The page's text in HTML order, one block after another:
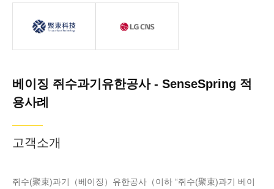
쥐수과기유한공
라고 함）는 높은
스루풋의 주사전
자현미경（Hi-
SEM）에 대해
하는 하이테크 기
LG CNS는 국내
노하우로 국내외
고객에게 컨설팅,
베이징 쥐수과기유한공사 - SenseSpring 적
용사례
고객소개
쥐수(聚束)과기（베이징）유한공사（이하 “쥐수(聚束)과기 베이